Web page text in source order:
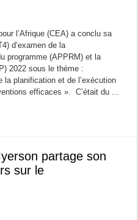
l’Afrique (CEA) a conclu sa
d’examen de la
programme (APPRM) et la
2022 sous le thème :
planification et de l’exécution
efficaces ». C’était du ...
partage son
sur le